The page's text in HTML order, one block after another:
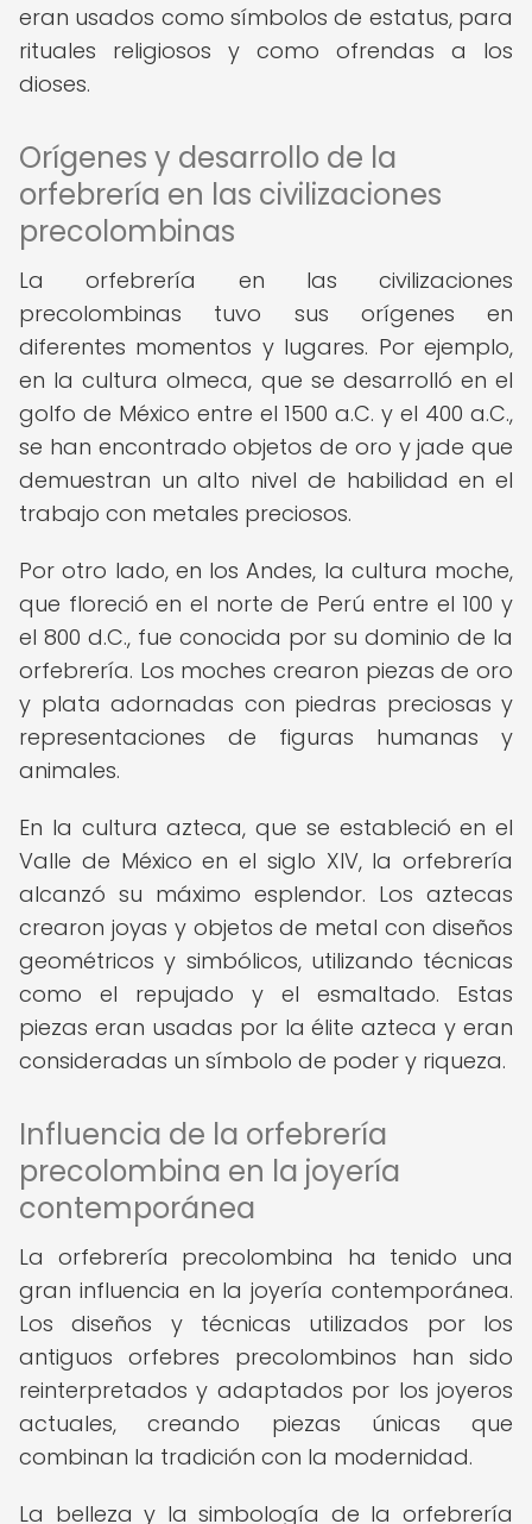
eran usados como símbolos de estatus, para
rituales religiosos y como ofrendas a los
dioses.
Orígenes y desarrollo de la
orfebrería en las civilizaciones
precolombinas
La orfebrería en las civilizaciones
precolombinas tuvo sus orígenes en
diferentes momentos y lugares. Por ejemplo,
en la cultura olmeca, que se desarrolló en el
golfo de México entre el 1500 a.C. y el 400 a.C.,
se han encontrado objetos de oro y jade que
demuestran un alto nivel de habilidad en el
trabajo con metales preciosos.
Por otro lado, en los Andes, la cultura moche,
que floreció en el norte de Perú entre el 100 y
el 800 d.C., fue conocida por su dominio de la
orfebrería. Los moches crearon piezas de oro
y plata adornadas con piedras preciosas y
representaciones de figuras humanas y
animales.
En la cultura azteca, que se estableció en el
Valle de México en el siglo XIV, la orfebrería
alcanzó su máximo esplendor. Los aztecas
crearon joyas y objetos de metal con diseños
geométricos y simbólicos, utilizando técnicas
como el repujado y el esmaltado. Estas
piezas eran usadas por la élite azteca y eran
consideradas un símbolo de poder y riqueza.
Influencia de la orfebrería
precolombina en la joyería
contemporánea
La orfebrería precolombina ha tenido una
gran influencia en la joyería contemporánea.
Los diseños y técnicas utilizados por los
antiguos orfebres precolombinos han sido
reinterpretados y adaptados por los joyeros
actuales, creando piezas únicas que
combinan la tradición con la modernidad.
La belleza y la simbología de la orfebrería